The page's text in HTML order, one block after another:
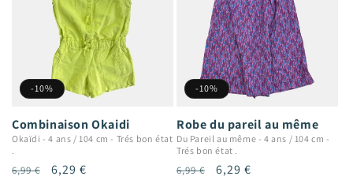
-10%
Combinaison Okaidi
Okaïdi -4 ans / 104 cm - Trés bon état
Prix
6,99 €
Prix
6,29 €
-10%
Robe du pareil au même
Du Pareil au même -4 ans / 104 cm -
Trés bon état .
Prix
6,99 €
Prix
6,29 €